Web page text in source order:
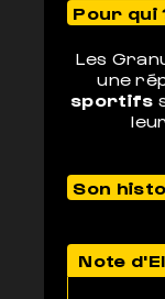
Pour qui
Les
une
sportifs
Son
Note